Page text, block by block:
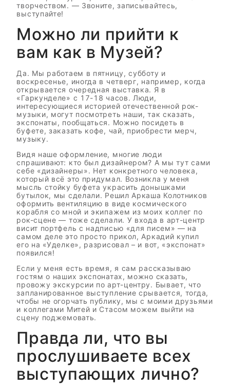
творчеством. — Звоните, записывайтесь,
выступайте!
Можно ли прийти к
вам как в Музей?
Да. Мы работаем в пятницу, субботу и
воскресенье, иногда в четверг, например, когда
открывается очередная выставка. Я в
«Гаркунделе» с 17-18 часов. Люди,
интересующиеся историей отечественной рок-
музыки, могут посмотреть наши, так сказать,
экспонаты, пообщаться. Можно посидеть в
буфете, заказать кофе, чай, приобрести мерч,
музыку.
Видя наше оформление, многие люди
спрашивают: кто был дизайнером? А мы тут сами
себе «дизайнеры». Нет конкретного человека,
который всё это придумал. Возникла у меня
мысль стойку буфета украсить донышками
бутылок, мы сделали. Решил Аркаша Колотников
оформить вентиляцию в виде космического
корабля со мной и экипажем из моих коллег по
рок-сцене — тоже сделали. У входа в арт-центр
висит портфель с надписью «для писем» — на
самом деле это просто прикол, Аркадий купил
его на «Уделке», разрисовал – и вот, «экспонат»
появился!
Если у меня есть время, я сам рассказываю
гостям о наших экспонатах, можно сказать,
провожу экскурсии по арт-центру. Бывает, что
запланированное выступление срывается, тогда,
чтобы не огорчать публику, мы с моими друзьями
и коллегами Митей и Стасом можем выйти на
сцену поджемовать.
Правда ли, что вы
прослушиваете всех
выступающих лично?